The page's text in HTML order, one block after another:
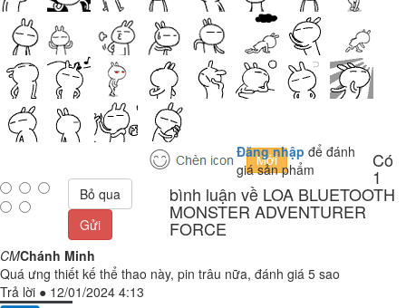
Đăng nhập để đánh
giá sản phẩm
Bỏ qua
Gửi
Có
1
bình luận về LOA BLUETOOTH
MONSTER ADVENTURER
FORCE
CMChánh Minh
Quá ưng thiết kế thể thao này, pin trâu nữa, đánh giá 5 sao
Trả lời ● 12/01/2024 4:13